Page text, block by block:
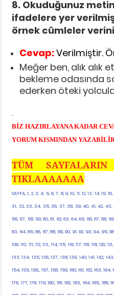
8. Okuduğunuz
ifadelere yer
örnek cümleler
Cevap:Verilmiştir.
Meğer ben, alık alık
bekleme odasında
ederken öteki
.
BİZ HAZIRLAYANA KADAR
YORUM KISMINDAN
TÜM
TIKLAAAAAAA
SAYFA, 1, 2, 3, 4, 5, 6, 7, 8, 9, 10, 11, 12, 13, 14, 15,
31, 32, 33, 34, 35, 36, 37, 38, 39, 40, 41, 42,
56, 57, 58, 59, 60, 61, 62, 63, 64, 65, 66, 67, 68,
83, 84, 85, 86, 87, 88, 89, 90, 91, 92, 93, 94, 95,
109, 110, 111, 112, 113, 114, 115, 116, 117, 118, 119, 120,
133, 134, 135, 136, 137, 138, 139, 140, 141, 142,
154, 155, 156,, 157, 158, 159, 160, 161, 162, 163, 164,
176, 177, 178, 179, 180, 181, 182, 183, 184, 185, 186,